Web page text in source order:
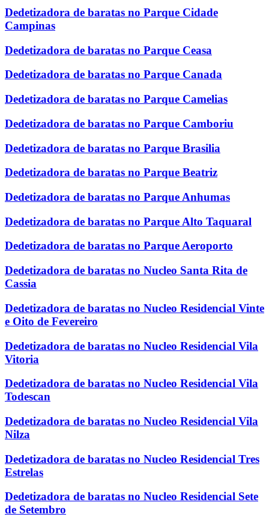
Dedetizadora de baratas no Parque Cidade
Campinas
Dedetizadora de baratas no Parque Ceasa
Dedetizadora de baratas no Parque Canada
Dedetizadora de baratas no Parque Camelias
Dedetizadora de baratas no Parque Camboriu
Dedetizadora de baratas no Parque Brasilia
Dedetizadora de baratas no Parque Beatriz
Dedetizadora de baratas no Parque Anhumas
Dedetizadora de baratas no Parque Alto Taquaral
Dedetizadora de baratas no Parque Aeroporto
Dedetizadora de baratas no Nucleo Santa Rita de
Cassia
Dedetizadora de baratas no Nucleo Residencial Vinte
e Oito de Fevereiro
Dedetizadora de baratas no Nucleo Residencial Vila
Vitoria
Dedetizadora de baratas no Nucleo Residencial Vila
Todescan
Dedetizadora de baratas no Nucleo Residencial Vila
Nilza
Dedetizadora de baratas no Nucleo Residencial Tres
Estrelas
Dedetizadora de baratas no Nucleo Residencial Sete
de Setembro